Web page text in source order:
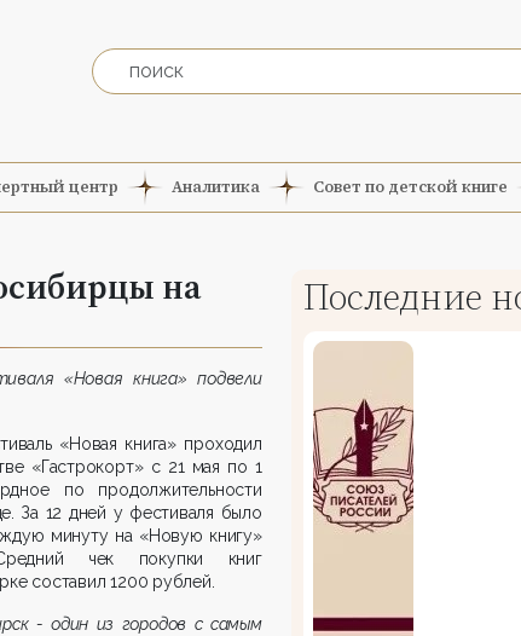
центр Аналитика Совет по детской книге
на
«Новая книга» подвели
«Новая книга» проходил
«Гастрокорт» с 21 мая по 1
по продолжительности
За 12 дней у фестиваля было
минуту на «Новую книгу»
чек покупки книг
составил 1200 рублей.
- один из городов с самым
Последние